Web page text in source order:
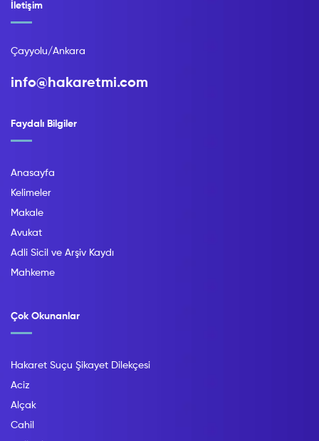
Faydalı Bilgiler
Anasayfa
Kelimeler
Makale
Avukat
Adli Sicil ve Arşiv Kaydı
Mahkeme
Çok Okunanlar
Hakaret Suçu Şikayet Dilekçesi
Aciz
Alçak
Cahil
İletişim
Çayyolu/Ankara
info@hakaretmi.com